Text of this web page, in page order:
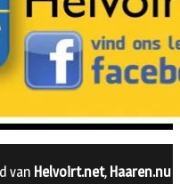
van Helvoirt.net, Haaren.nu